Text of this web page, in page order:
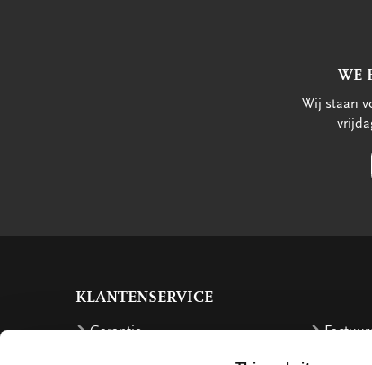
WE
Wij staan
KLANTENSERVICE
Garantie